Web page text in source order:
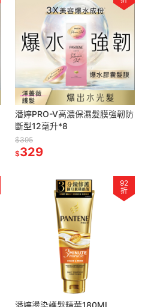
潘婷PRO-V高濃保濕髮膜強韌防
斷型12毫升*8
$395
$329
92
折
潘婷燙染護髮精華180ML